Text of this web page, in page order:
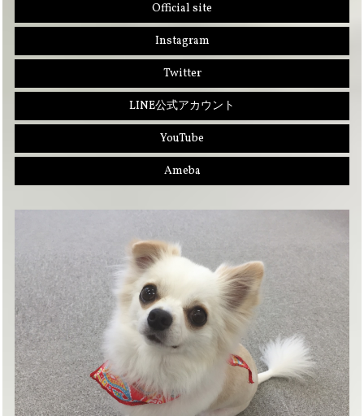
Official site
Instagram
Twitter
LINE公式アカウント
YouTube
Ameba